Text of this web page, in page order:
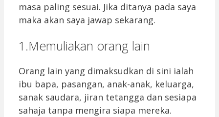
masa paling sesuai. Jika ditanya pada saya
maka akan saya jawap sekarang.
1.Memuliakan orang lain
Orang lain yang dimaksudkan di sini ialah
ibu bapa, pasangan, anak-anak, keluarga,
sanak saudara, jiran tetangga dan sesiapa
sahaja tanpa mengira siapa mereka.